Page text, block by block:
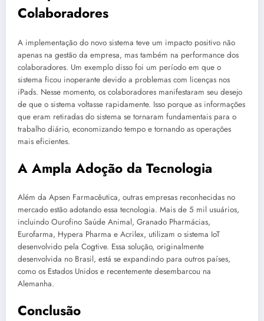
Colaboradores
A implementação do novo sistema teve um impacto positivo não
apenas na gestão da empresa, mas também na performance dos
colaboradores. Um exemplo disso foi um período em que o
sistema ficou inoperante devido a problemas com licenças nos
iPads. Nesse momento, os colaboradores manifestaram seu desejo
de que o sistema voltasse rapidamente. Isso porque as informações
que eram retiradas do sistema se tornaram fundamentais para o
trabalho diário, economizando tempo e tornando as operações
mais eficientes.
A Ampla Adoção da Tecnologia
Além da Apsen Farmacêutica, outras empresas reconhecidas no
mercado estão adotando essa tecnologia. Mais de 5 mil usuários,
incluindo Ourofino Saúde Animal, Granado Pharmácias,
Eurofarma, Hypera Pharma e Acrilex, utilizam o sistema IoT
desenvolvido pela Cogtive. Essa solução, originalmente
desenvolvida no Brasil, está se expandindo para outros países,
como os Estados Unidos e recentemente desembarcou na
Alemanha.
Conclusão